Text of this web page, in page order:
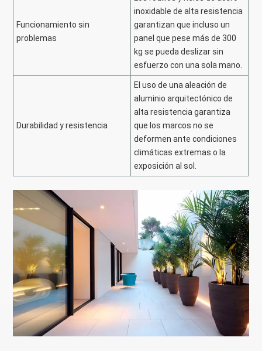
Funcionamiento sin
problemas
inoxidable de alta resistencia
garantizan que incluso un
panel que pese más de 300
kg se pueda deslizar sin
esfuerzo con una sola mano.
Durabilidad y resistencia
El uso de una aleación de
aluminio arquitectónico de
alta resistencia garantiza
que los marcos no se
deformen ante condiciones
climáticas extremas o la
exposición al sol.